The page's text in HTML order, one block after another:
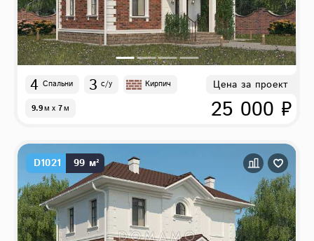
4 Спальни 3 с/у Кирпич
9.9м x 7м
Цена за проект
25 000 ₽
D1021 99 м²